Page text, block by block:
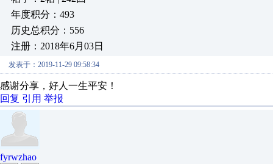
年度积分：493
历史总积分：556
注册：2018年6月03日
发表于：2019-11-29 09:58:34
感谢分享，好人一生平安！
回复 引用 举报
fyrwzhao